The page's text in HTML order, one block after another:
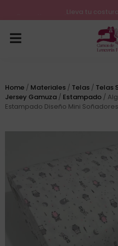
Lleva tu
Home / Materiales / Telas / Telas
Jersey Gamuza / Estampado /
Estampado Diseño Mini Soñadores